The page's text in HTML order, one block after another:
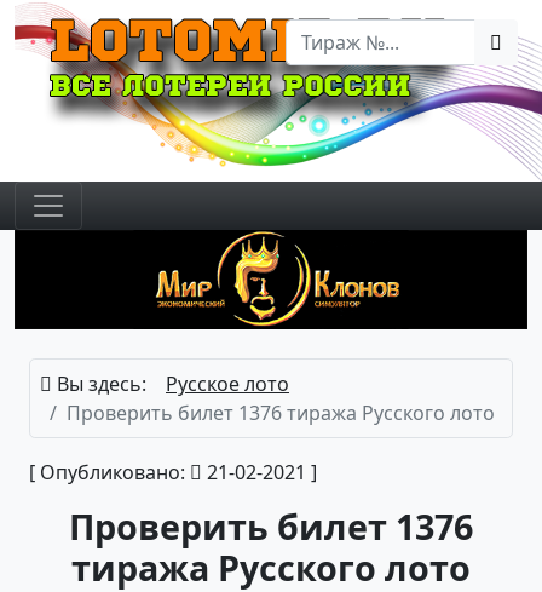
Вы здесь:
Русское лото
Проверить билет 1376 тиража Русского лото
[ Опубликовано: 21-02-2021 ]
Проверить билет 1376
тиража Русского лото